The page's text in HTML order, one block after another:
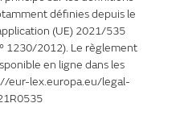
définies depuis le
(UE) 2021/535
1230/2012). Le règlement
en ligne dans les
eur-lex.europa.eu/legal-